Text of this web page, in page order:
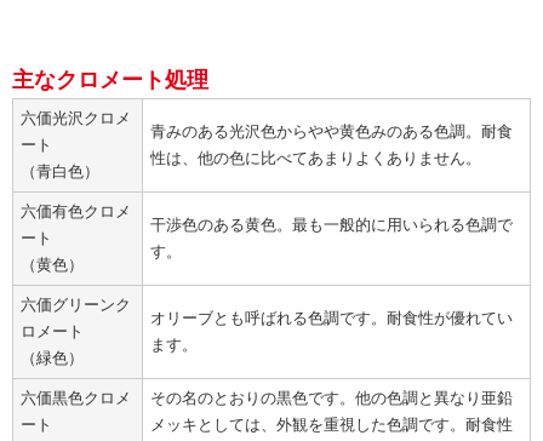
主なクロメート処理
六価光沢クロメ
ート
（青白色）
青みのある光沢色からやや黄色みのある色調。耐食
性は、他の色に比べてあまりよくありません。
六価有色クロメ
ート
（黄色）
干渉色のある黄色。最も一般的に用いられる色調で
す。
六価グリーンク
ロメート
（緑色）
オリーブとも呼ばれる色調です。耐食性が優れてい
ます。
六価黒色クロメ
ート
その名のとおりの黒色です。他の色調と異なり亜鉛
メッキとしては、外観を重視した色調です。耐食性